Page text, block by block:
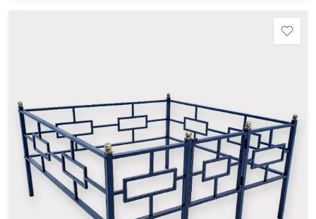
минимальные стандартные размеры: Стела: 80x40x5